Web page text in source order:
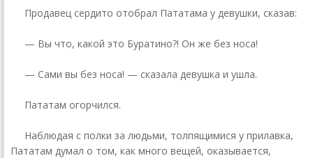
Продавец сердито отобрал Пататама у девушки, сказав:
— Вы что, какой это Буратино?! Он же без носа!
— Сами вы без носа! — сказала девушка и ушла.
Пататам огорчился.
Наблюдая с полки за людьми, толпящимися у прилавка,
Пататам думал о том, как много вещей, оказывается,